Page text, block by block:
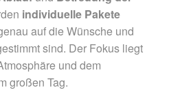
individuelle Pakete
auf die Wünsche und
sind. Der Fokus liegt
und dem
großen Tag.